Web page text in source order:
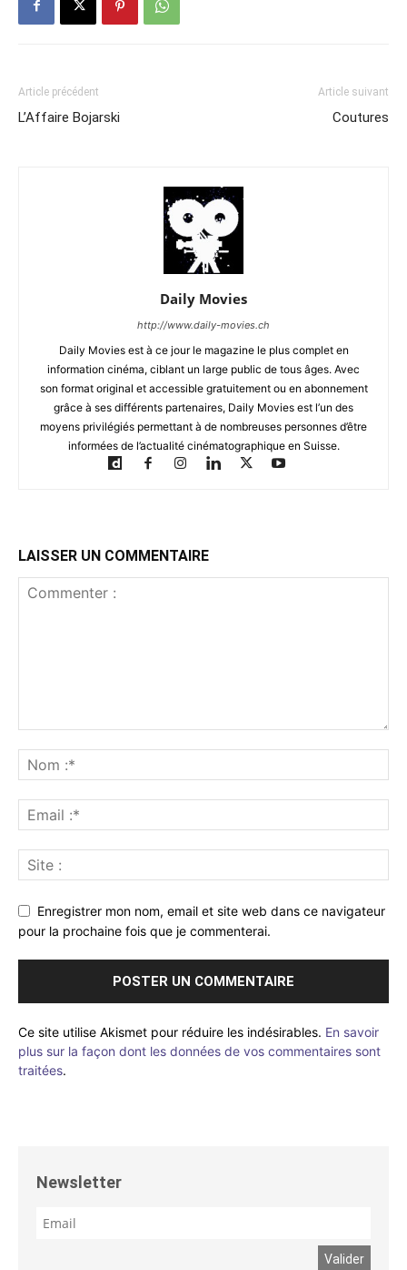
Article précédent
L’Affaire Bojarski
Article suivant
Coutures
Daily Movies
http://www.daily-movies.ch
Daily Movies est à ce jour le magazine le plus complet en
information cinéma, ciblant un large public de tous âges. Avec
son format original et accessible gratuitement ou en abonnement
grâce à ses différents partenaires, Daily Movies est l’un des
moyens privilégiés permettant à de nombreuses personnes d’être
informées de l’actualité cinématographique en Suisse.
LAISSER UN COMMENTAIRE
Enregistrer mon nom, email et site web dans ce navigateur
pour la prochaine fois que je commenterai.
Ce site utilise Akismet pour réduire les indésirables. En savoir
plus sur la façon dont les données de vos commentaires sont
traitées.
Newsletter